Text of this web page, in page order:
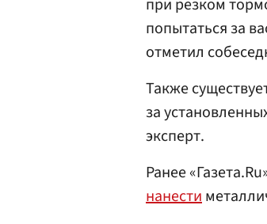
при резком
попытаться за
отметил
Также
за
эксперт.
Ранее
нанести